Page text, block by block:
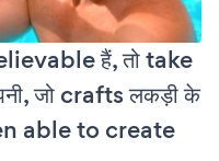
हैं, तो take
जो crafts लकड़ी के
able to create